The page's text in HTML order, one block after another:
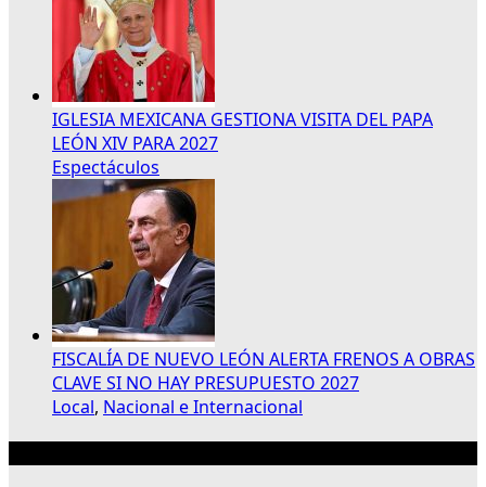
IGLESIA MEXICANA GESTIONA VISITA DEL PAPA
LEÓN XIV PARA 2027
Espectáculos
FISCALÍA DE NUEVO LEÓN ALERTA FRENOS A OBRAS
CLAVE SI NO HAY PRESUPUESTO 2027
Local, Nacional e Internacional